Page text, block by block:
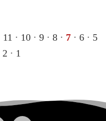
11 · 10· 9· 8· 7· 6· 5
2 · 1